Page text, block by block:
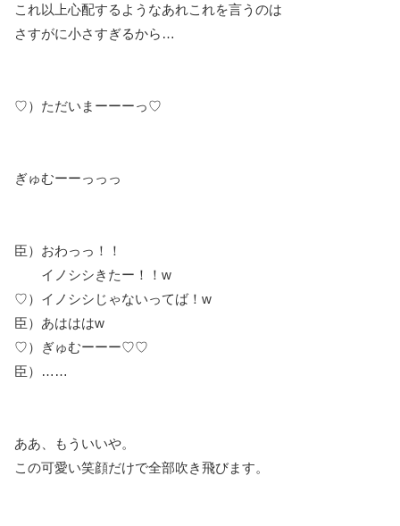
これ以上心配するようなあれこれを言うのは
さすがに小さすぎるから…
♡）ただいまーーーっ♡
ぎゅむーーっっっ
臣）おわっっ！！
イノシシきたー！！w
♡）イノシシじゃないってば！w
臣）あはははw
♡）ぎゅむーーー♡♡
臣）……
ああ、もういいや。
この可愛い笑顔だけで全部吹き飛びます。